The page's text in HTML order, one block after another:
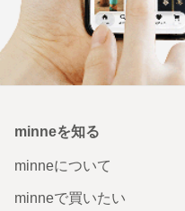
minneを知る
minneについて
minneで買いたい